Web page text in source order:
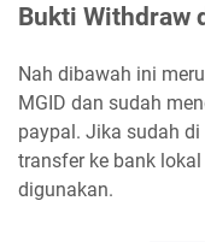
Bukti Withdraw
Nah dibawah ini
MGID dan sudah
paypal. Jika sudah
transfer ke bank
digunakan.